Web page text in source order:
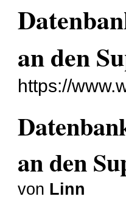
an den
https://
an den
von Linn